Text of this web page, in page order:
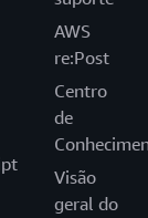
AWS
re:Post
Centro
de
Visão
geral do